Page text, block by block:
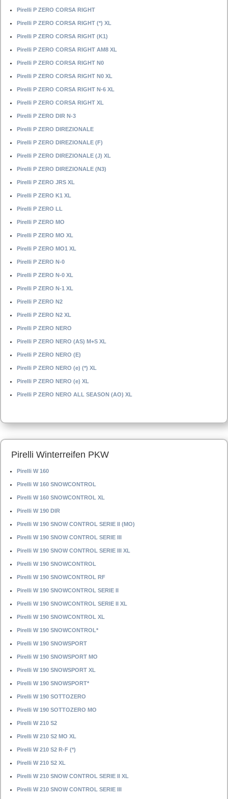
Pirelli P ZERO CORSA RIGHT
Pirelli P ZERO CORSA RIGHT (*) XL
Pirelli P ZERO CORSA RIGHT (K1)
Pirelli P ZERO CORSA RIGHT AM8 XL
Pirelli P ZERO CORSA RIGHT N0
Pirelli P ZERO CORSA RIGHT N0 XL
Pirelli P ZERO CORSA RIGHT N-6 XL
Pirelli P ZERO CORSA RIGHT XL
Pirelli P ZERO DIR N-3
Pirelli P ZERO DIREZIONALE
Pirelli P ZERO DIREZIONALE (F)
Pirelli P ZERO DIREZIONALE (J) XL
Pirelli P ZERO DIREZIONALE (N3)
Pirelli P ZERO JRS XL
Pirelli P ZERO K1 XL
Pirelli P ZERO LL
Pirelli P ZERO MO
Pirelli P ZERO MO XL
Pirelli P ZERO MO1 XL
Pirelli P ZERO N-0
Pirelli P ZERO N-0 XL
Pirelli P ZERO N-1 XL
Pirelli P ZERO N2
Pirelli P ZERO N2 XL
Pirelli P ZERO NERO
Pirelli P ZERO NERO (AS) M+S XL
Pirelli P ZERO NERO (E)
Pirelli P ZERO NERO (e) (*) XL
Pirelli P ZERO NERO (e) XL
Pirelli P ZERO NERO ALL SEASON (AO) XL
Pirelli Winterreifen PKW
Pirelli W 160
Pirelli W 160 SNOWCONTROL
Pirelli W 160 SNOWCONTROL XL
Pirelli W 190 DIR
Pirelli W 190 SNOW CONTROL SERIE II (MO)
Pirelli W 190 SNOW CONTROL SERIE III
Pirelli W 190 SNOW CONTROL SERIE III XL
Pirelli W 190 SNOWCONTROL
Pirelli W 190 SNOWCONTROL RF
Pirelli W 190 SNOWCONTROL SERIE II
Pirelli W 190 SNOWCONTROL SERIE II XL
Pirelli W 190 SNOWCONTROL XL
Pirelli W 190 SNOWCONTROL*
Pirelli W 190 SNOWSPORT
Pirelli W 190 SNOWSPORT MO
Pirelli W 190 SNOWSPORT XL
Pirelli W 190 SNOWSPORT*
Pirelli W 190 SOTTOZERO
Pirelli W 190 SOTTOZERO MO
Pirelli W 210 S2
Pirelli W 210 S2 MO XL
Pirelli W 210 S2 R-F (*)
Pirelli W 210 S2 XL
Pirelli W 210 SNOW CONTROL SERIE II XL
Pirelli W 210 SNOW CONTROL SERIE III